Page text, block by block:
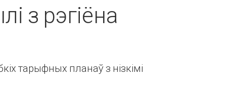
з рэгіёна
тарыфных планаў з нізкімі